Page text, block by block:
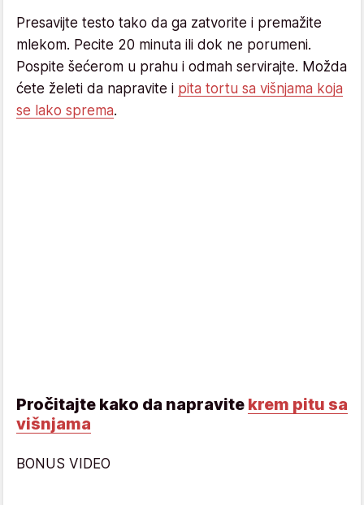
Presavijte testo tako da ga zatvorite i premažite
mlekom. Pecite 20 minuta ili dok ne porumeni.
Pospite šećerom u prahu i odmah servirajte. Možda
ćete želeti da napravite i pita tortu sa višnjama koja
se lako sprema.
Pročitajte kako da napravite krem pitu sa
višnjama
BONUS VIDEO